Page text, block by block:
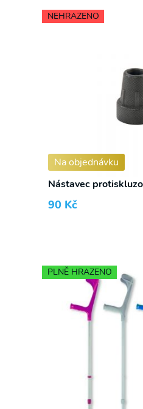
Na objednávku
NEHRAZENO
Nástavec
90 Kč
PLNĚ HRAZENO
S námi již
Přihlaste se k odběru
našich